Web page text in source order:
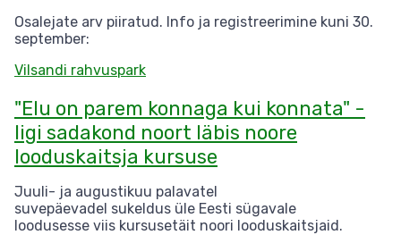
Osalejate arv piiratud. Info ja registreerimine kuni 30.
september:
Vilsandi rahvuspark
"Elu on parem konnaga kui konnata" -
ligi sadakond noort läbis noore
looduskaitsja kursuse
Juuli- ja augustikuu palavatel
suvepäevadel sukeldus üle Eesti sügavale
loodusesse viis kursusetäit noori looduskaitsjaid.